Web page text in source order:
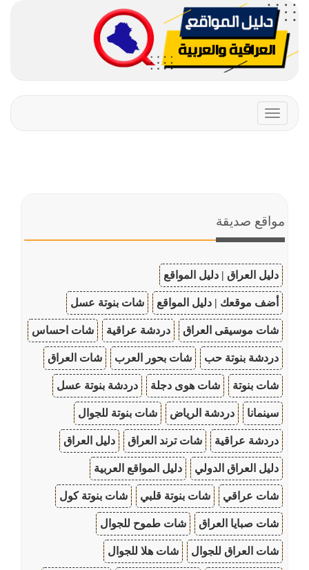
Toggle
navigation
مواقع صديقة
دليل العراق | دليل المواقع
أضف موقعك | دليل المواقع شات بنوتة عسل
شات موسيقى العراق دردشة عراقية شات احساس
دردشة بنوتة حب شات بحور العرب شات العراق
شات بنوتة شات هوى دجلة دردشة بنوتة عسل
سينمانا دردشة الرياض شات بنوتة للجوال
دردشة عراقية شات ترند العراق دليل العراق
دليل العراق الدولي دليل المواقع العربية
شات عراقي شات بنوتة قلبي شات بنوتة كول
شات صبايا العراق شات طموح للجوال
شات العراق للجوال شات هلا للجوال